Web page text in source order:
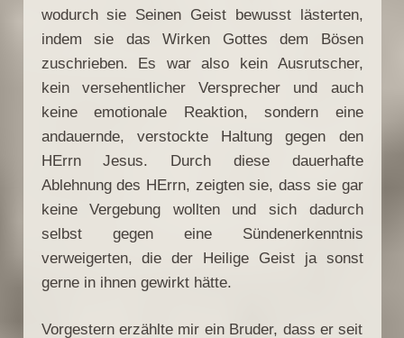
wodurch sie Seinen Geist bewusst lästerten,
indem sie das Wirken Gottes dem Bösen
zuschrieben. Es war also kein Ausrutscher,
kein versehentlicher Versprecher und auch
keine emotionale Reaktion, sondern eine
andauernde, verstockte Haltung gegen den
HErrn Jesus. Durch diese dauerhafte
Ablehnung des HErrn, zeigten sie, dass sie gar
keine Vergebung wollten und sich dadurch
selbst gegen eine Sündenerkenntnis
verweigerten, die der Heilige Geist ja sonst
gerne in ihnen gewirkt hätte.
Vorgestern erzählte mir ein Bruder, dass er seit